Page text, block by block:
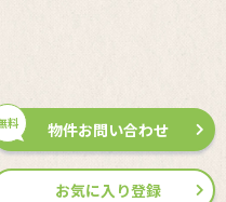
料 物件お問い合わせ
お気に入り登録